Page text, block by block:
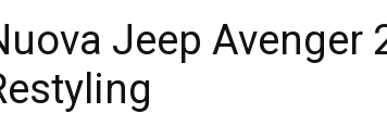
Jeep Avenger